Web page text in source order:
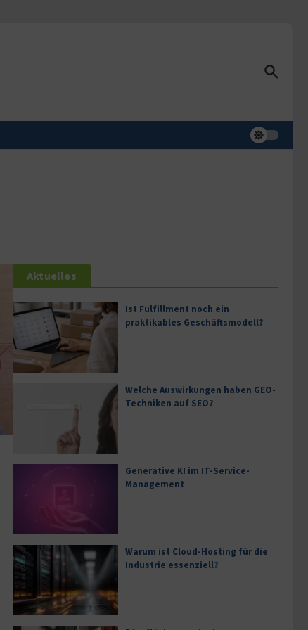
Aktuelles
Ist Fulfillment noch ein
praktikables Geschäftsmodell?
Welche Auswirkungen haben GEO-
Techniken auf SEO?
Generative KI im IT-Service-
Management
Warum ist Cloud-Hosting für die
Industrie essenziell?